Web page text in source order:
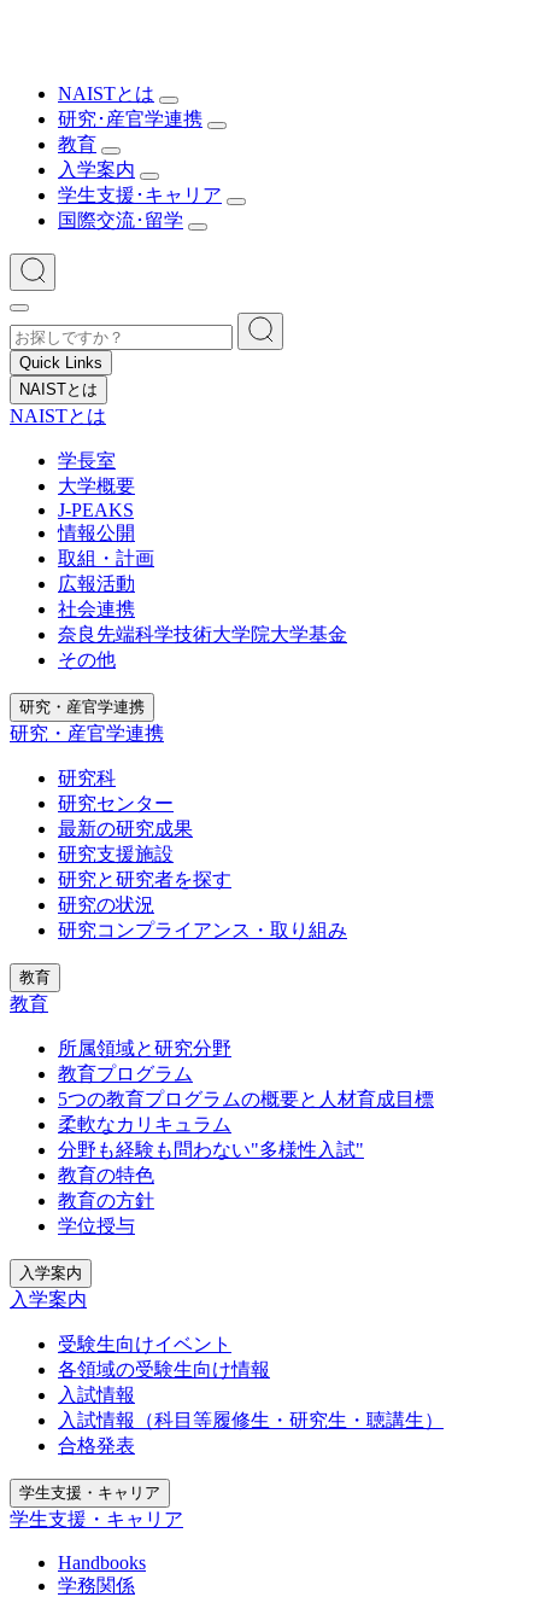
NAISTとは
研究･産官学連携
教育
入学案内
学生支援･キャリア
国際交流･留学
Quick Links
NAISTとは
NAISTとは
学長室
大学概要
J-PEAKS
情報公開
取組・計画
広報活動
社会連携
奈良先端科学技術大学院大学基金
その他
研究・産官学連携
研究・産官学連携
研究科
研究センター
最新の研究成果
研究支援施設
研究と研究者を探す
研究の状況
研究コンプライアンス・取り組み
教育
教育
所属領域と研究分野
教育プログラム
5つの教育プログラムの概要と人材育成目標
柔軟なカリキュラム
分野も経験も問わない"多様性入試"
教育の特色
教育の方針
学位授与
入学案内
入学案内
受験生向けイベント
各領域の受験生向け情報
入試情報
入試情報（科目等履修生・研究生・聴講生）
合格発表
学生支援・キャリア
学生支援・キャリア
Handbooks
学務関係